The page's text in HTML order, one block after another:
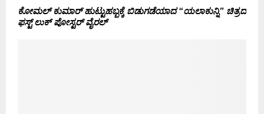
ಕೋಮಲ್ ಕುಮಾರ್ ಹುಟ್ಟುಹಬ್ಬಕ್ಕೆ ಬಿಡುಗಡೆಯಾದ “ಯಲಾಕುನ್ನಿ” ಚಿತ್ರದ
ಫಸ್ಟ್ ಲುಕ್ ಪೋಸ್ಟರ್ ವೈರಲ್